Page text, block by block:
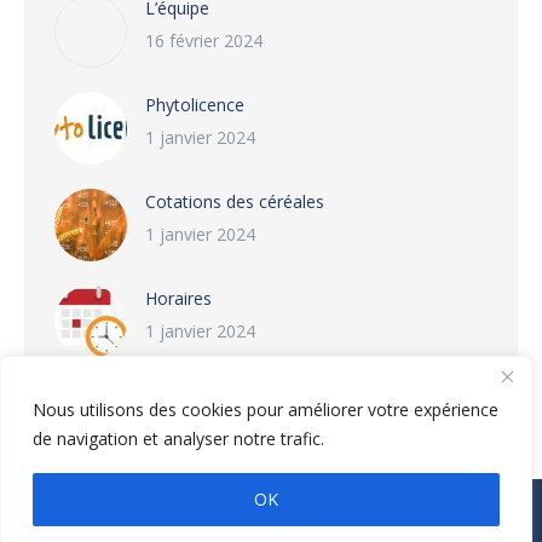
Nous utilisons des cookies pour améliorer votre expérience
de navigation et analyser notre trafic.
OK
L’équipe
16 février 2024
Phytolicence
1 janvier 2024
Cotations des céréales
1 janvier 2024
Horaires
1 janvier 2024
© Deronne JMF - 2026. Tous droits réservés
Navigation